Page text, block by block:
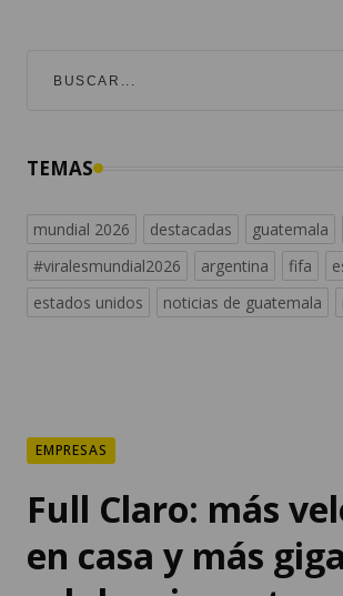
TEMAS
mundial 2026 destacadas guatemala
#viralesmundial2026
argentina fifa
estados unidos
noticias de guatemala
EMPRESAS
Full Claro: más
en casa y más